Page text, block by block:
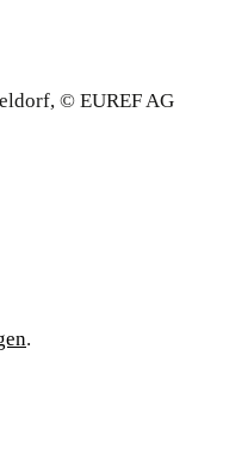
© EUREF AG
.